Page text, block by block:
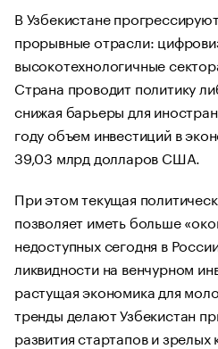
В Узбекистане
прорывные отрасли:
высокотехнологичные
Страна проводит политику
снижая барьеры для
году объем инвестиций в
39,03 млрд долларов США.
При этом текущая
позволяет иметь больше
недоступных сегодня в
ликвидности на венчурном
растущая экономика для
тренды делают Узбекистан
развития стартапов и зрелых